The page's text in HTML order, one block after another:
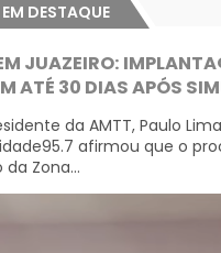
DESTAQUE
JUAZEIRO:
ATÉ 30 DIAS APÓS
da AMTT, Paulo
afirmou que o
Zona...